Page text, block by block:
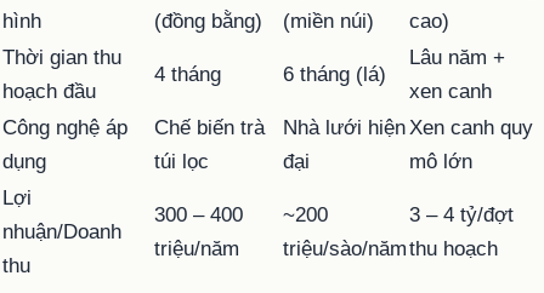
hình
(đồng bằng)
(miền núi)
cao)
Thời gian thu
hoạch đầu
4 tháng 6 tháng (lá)
Lâu năm +
xen canh
Công nghệ áp
dụng
Chế biến trà
túi lọc
Nhà lưới hiện
đại
Xen canh quy
mô lớn
Lợi
nhuận/Doanh
thu
300 – 400
triệu/năm
~200
triệu/sào/năm
3 – 4 tỷ/đợt
thu hoạch